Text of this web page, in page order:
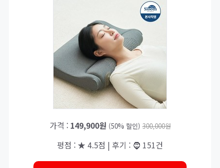
가격 : 149,900원 (50% 할인) 300,000원
평점 : ★ 4.5점 | 후기 : 🧔 151건